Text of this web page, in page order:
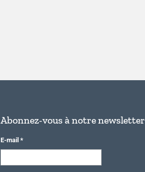
Abonnez-vous à notre newsletter
E-mail *